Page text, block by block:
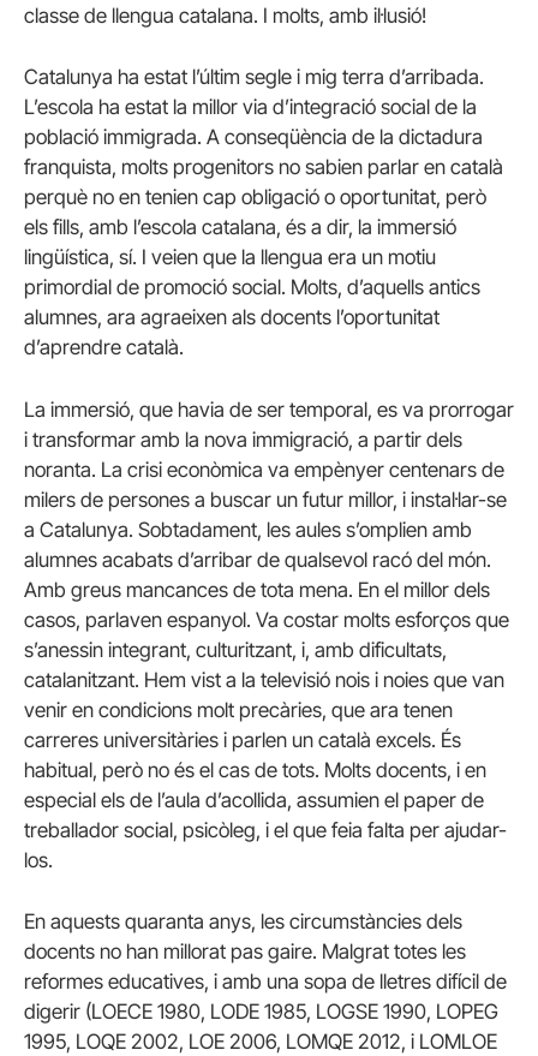
classe de llengua catalana. I molts, amb il·lusió!
Catalunya ha estat l’últim segle i mig terra d’arribada.
L’escola ha estat la millor via d’integració social de la
població immigrada. A conseqüència de la dictadura
franquista, molts progenitors no sabien parlar en català
perquè no en tenien cap obligació o oportunitat, però
els fills, amb l’escola catalana, és a dir, la immersió
lingüística, sí. I veien que la llengua era un motiu
primordial de promoció social. Molts, d’aquells antics
alumnes, ara agraeixen als docents l’oportunitat
d’aprendre català.
La immersió, que havia de ser temporal, es va prorrogar
i transformar amb la nova immigració, a partir dels
noranta. La crisi econòmica va empènyer centenars de
milers de persones a buscar un futur millor, i instal·lar-se
a Catalunya. Sobtadament, les aules s’omplien amb
alumnes acabats d’arribar de qualsevol racó del món.
Amb greus mancances de tota mena. En el millor dels
casos, parlaven espanyol. Va costar molts esforços que
s’anessin integrant, culturitzant, i, amb dificultats,
catalanitzant. Hem vist a la televisió nois i noies que van
venir en condicions molt precàries, que ara tenen
carreres universitàries i parlen un català excels. És
habitual, però no és el cas de tots. Molts docents, i en
especial els de l’aula d’acollida, assumien el paper de
treballador social, psicòleg, i el que feia falta per ajudar-
los.
En aquests quaranta anys, les circumstàncies dels
docents no han millorat pas gaire. Malgrat totes les
reformes educatives, i amb una sopa de lletres difícil de
digerir (LOECE 1980, LODE 1985, LOGSE 1990, LOPEG
1995, LOQE 2002, LOE 2006, LOMQE 2012, i LOMLOE